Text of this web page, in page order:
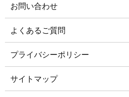
お問い合わせ
よくあるご質問
プライバシーポリシー
サイトマップ